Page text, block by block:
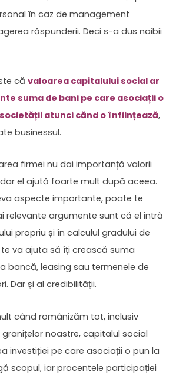
în caz de management
răspunderii. Deci s-a dus naibii
că valoarea capitalului social ar
suma de bani pe care asociații o
atunci cănd o înființează,
businessul.
firmei nu dai importanță valorii
el ajută foarte mult după aceea.
aspecte importante, poate te
relevante argumente sunt că el intră
propriu și în calculul gradului de
va ajuta să îți crească suma
bancă, leasing sau termenele de
Dar și al credibilității.
când românizăm tot, inclusiv
noastre, capitalul social
investiției pe care asociații o pun la
scopul, iar procentele participației